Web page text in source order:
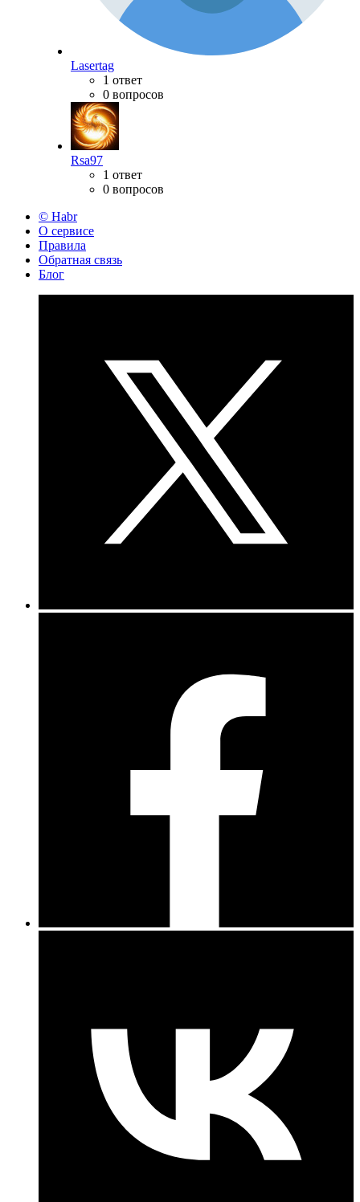
Lasertag
1 ответ
0 вопросов
Rsa97
1 ответ
0 вопросов
© Habr
О сервисе
Правила
Обратная связь
Блог